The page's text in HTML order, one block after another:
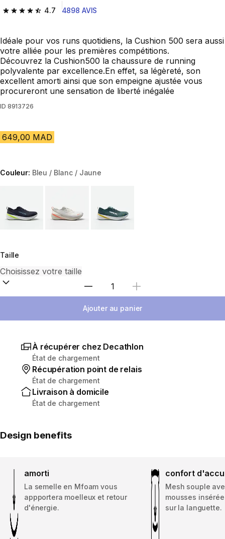
4.7
4.7 out of 5 stars from 4898 reviews
4898 AVIS
Idéale pour vos runs quotidiens, la Cushion 500 sera aussi
votre alliée pour les premières compétitions.
Découvrez la Cushion500 la chaussure de running
polyvalente par excellence.En effet, sa légèreté, son
excellent amorti ainsi que son empeigne ajustée vous
procureront une sensation de liberté inégalée
ID 8913726
649,00 MAD
Couleur: Bleu / Blanc / Jaune
Taille
Sélectionnez la quantité
Ajouter au panier
À récupérer chez Decathlon
État de chargement
Récupération point de relais
État de chargement
Livraison à domicile
État de chargement
Design benefits
amorti
La semelle en Mfoam vous
appportera moelleux et retour
d'énergie.
confort
Mesh souple
mousses
sur la languette.